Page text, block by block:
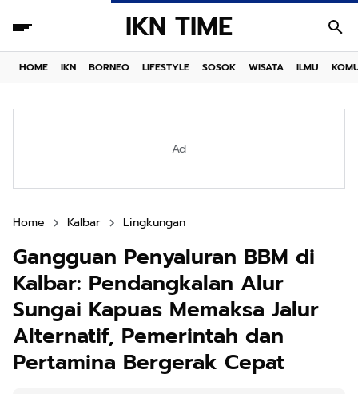
IKN TIME
HOME IKN BORNEO LIFESTYLE SOSOK WISATA ILMU
Ad
Home Kalbar Lingkungan
Gangguan Penyaluran BBM di
Kalbar: Pendangkalan Alur
Sungai Kapuas Memaksa Jalur
Alternatif, Pemerintah dan
Pertamina Bergerak Cepat